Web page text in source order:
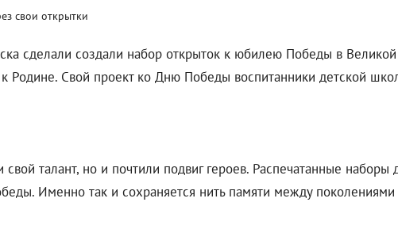
сделали создали набор открыток к юбилею Победы в
Родине. Свой проект ко Дню Победы воспитанники детской
талант, но и почтили подвиг героев. Распечатанные наборы
Именно так и сохраняется нить памяти между поколениями